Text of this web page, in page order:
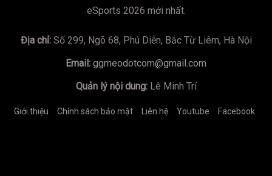
eSports 2026 mới nhất.
Địa chỉ:Số 299, Ngõ 68, Phú Diễn, Bắc Từ Liêm, Hà Nội
Email: ggmeodotcom@gmail.com
Quản lý nội dung:Lê Minh Trí
Giới thiệu Chính sách bảo mật Liên hệ Youtube Facebook